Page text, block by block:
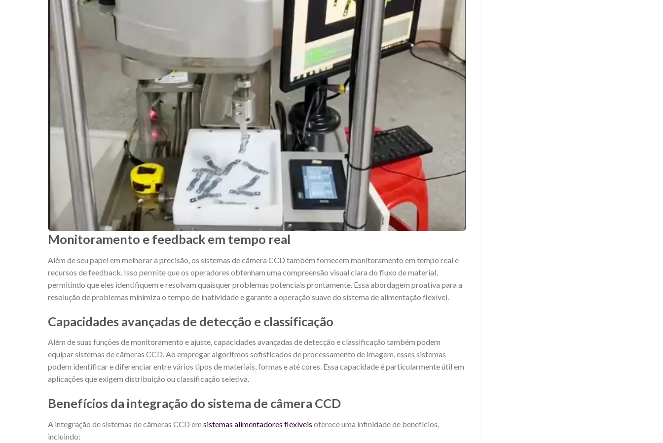
Monitoramento e feedback em tempo real
Além de seu papel em melhorar a precisão, os sistemas de câmera CCD também fornecem monitoramento em tempo real e
recursos de feedback. Isso permite que os operadores obtenham uma compreensão visual clara do fluxo de material,
permitindo que eles identifiquem e resolvam quaisquer problemas potenciais prontamente. Essa abordagem proativa para a
resolução de problemas minimiza o tempo de inatividade e garante a operação suave do sistema de alimentação flexível.
Capacidades avançadas de detecção e classificação
Além de suas funções de monitoramento e ajuste, capacidades avançadas de detecção e classificação também podem
equipar sistemas de câmeras CCD. Ao empregar algoritmos sofisticados de processamento de imagem, esses sistemas
podem identificar e diferenciar entre vários tipos de materiais, formas e até cores. Essa capacidade é particularmente útil em
aplicações que exigem distribuição ou classificação seletiva.
Benefícios da integração do sistema de câmera CCD
A integração de sistemas de câmeras CCD em sistemas alimentadores flexíveis oferece uma infinidade de benefícios,
incluindo: